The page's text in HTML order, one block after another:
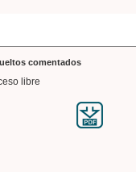
comentados
libre